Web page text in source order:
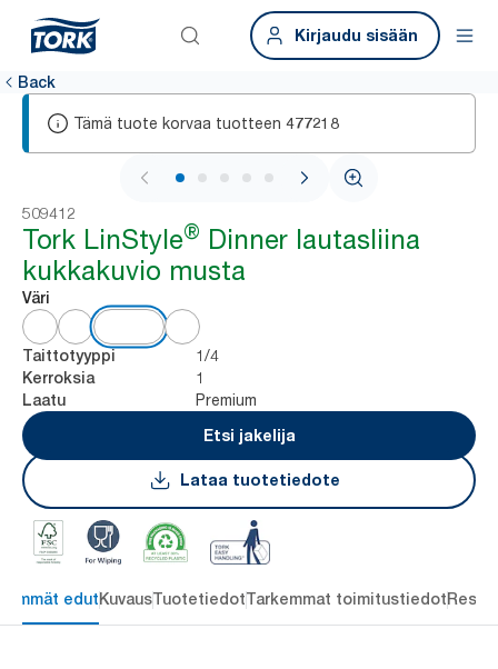
Kirjaudu sisään
Back
Tämä tuote korvaa tuotteen 477218
1 / 5
509412
Tork LinStyle® Dinner lautasliina
kukkakuvio musta
Väri
Taittotyyppi 1/4
Kerroksia 1
Laatu
Premium
Etsi jakelija
Lataa tuotetiedote
edutKuvausTuotetiedotTarkemmat toimitustiedot